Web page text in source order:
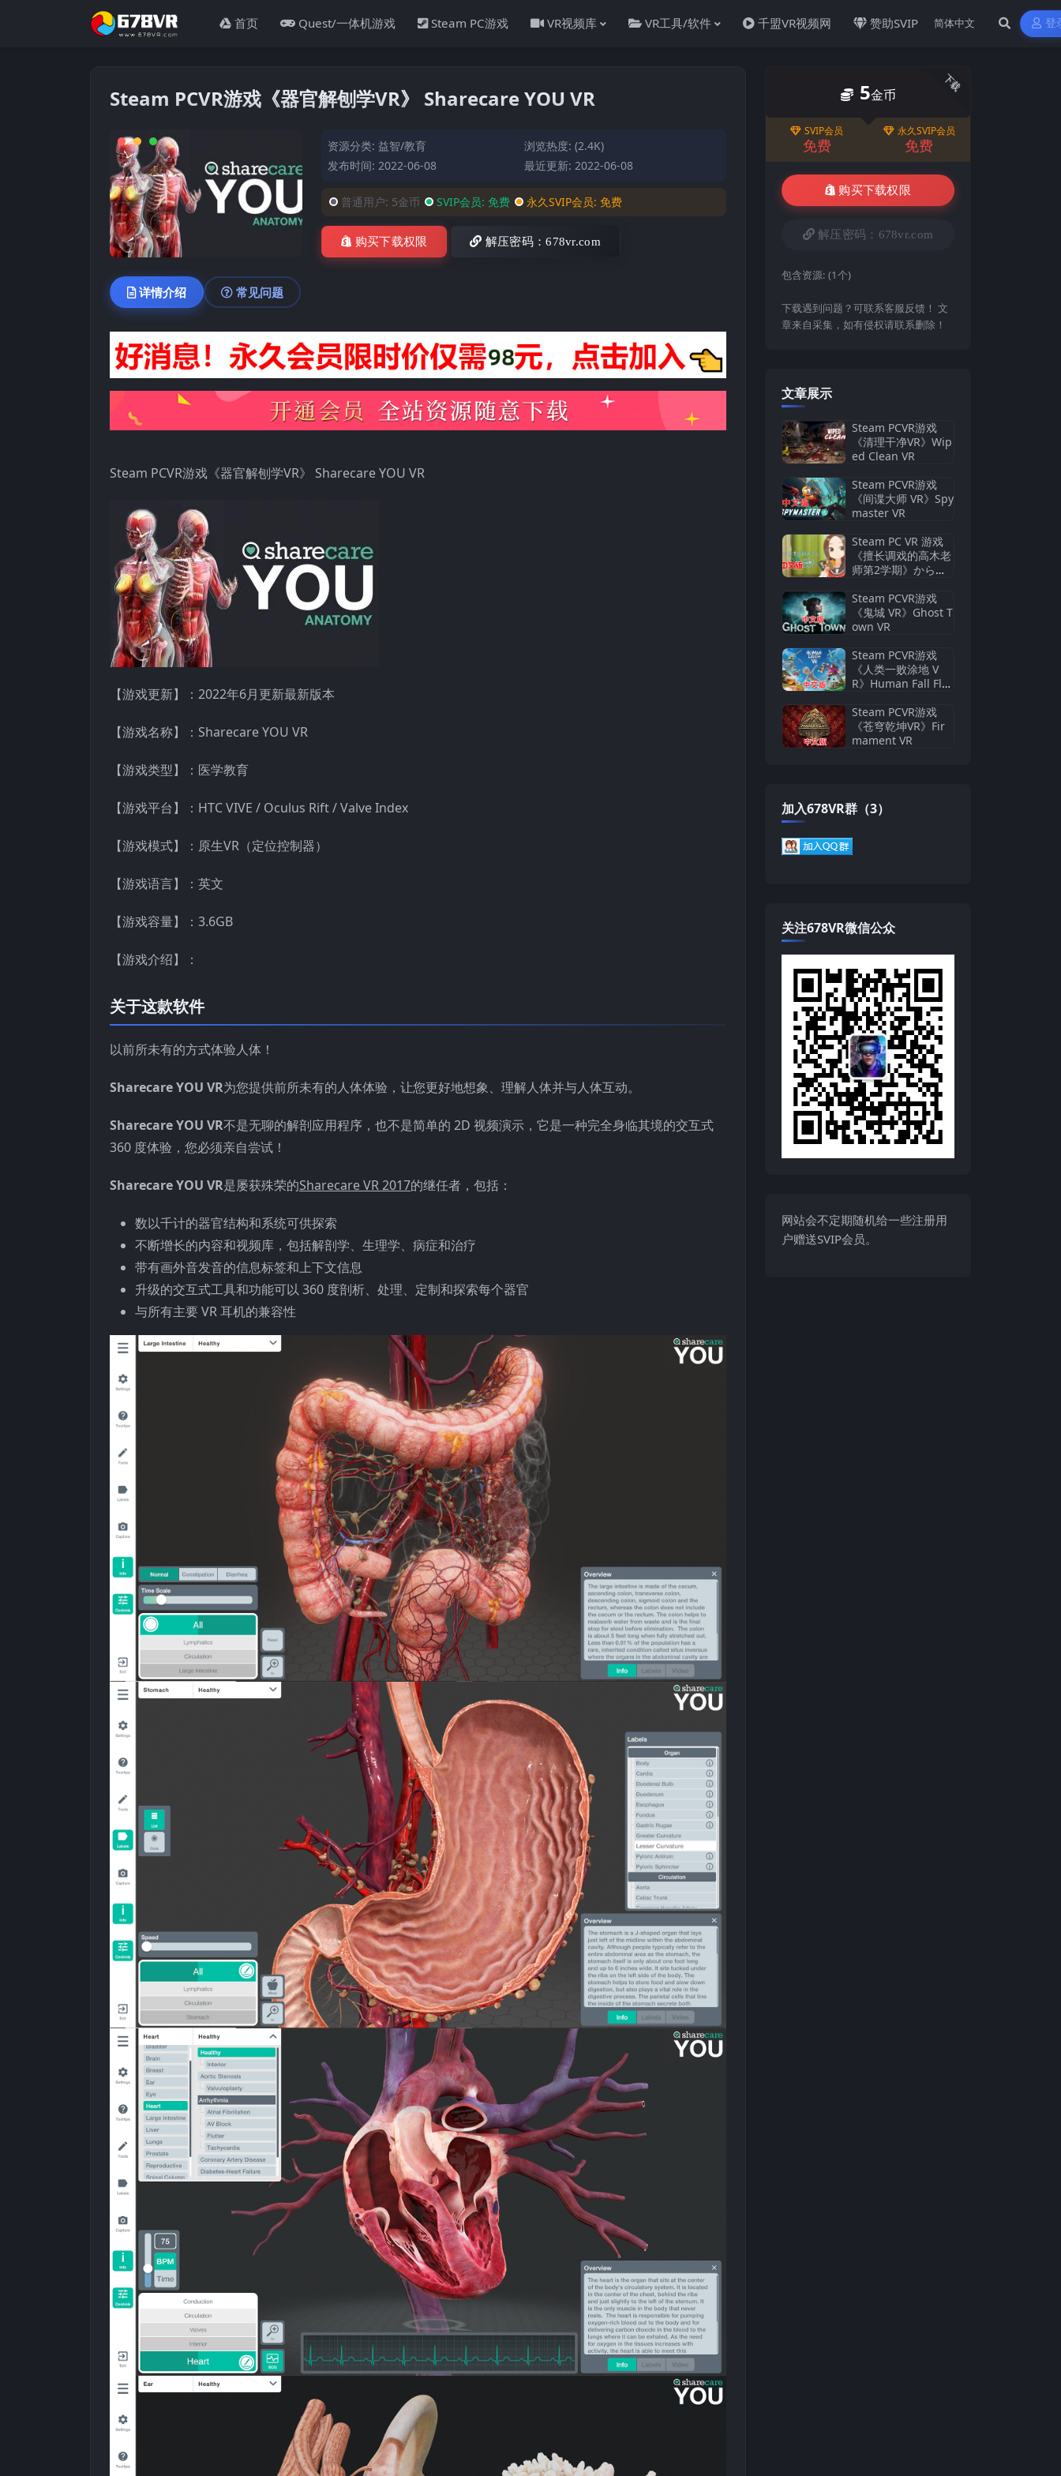
首页 Quest/一体机游戏 Steam PC游戏 VR视频库 VR工具/软件 千盟VR视频网 赞助SVIP 登
Steam PCVR游戏《器官解刨学VR》 Sharecare YOU VR
资源分类:益智/教育
浏览热度: (2.4K)
发布时间: 2022-06-08
最近更新: 2022-06-08
普通用户: 5金币 SVIP会员: 免费 永久SVIP会员:免费
购买下载权限 解压密码：678vr.com
详情介绍 常见问题
Steam PCVR游戏《器官解刨学VR》 Sharecare YOU VR
【游戏更新】：2022年6月更新最新版本
【游戏名称】：Sharecare YOU VR
【游戏类型】：医学教育
【游戏平台】：HTC VIVE / Oculus Rift / Valve Index
【游戏模式】：原生VR（定位控制器）
【游戏语言】：英文
【游戏容量】：3.6GB
【游戏介绍】：
关于这款软件
以前所未有的方式体验人体！
Sharecare YOU VR为您提供前所未有的人体体验，让您更好地想象、理解人体并与人体互动。
Sharecare YOU VR不是无聊的解剖应用程序，也不是简单的 2D 视频演示，它是一种完全身临其境的交互式
360 度体验，您必须亲自尝试！
Sharecare YOU VR是屡获殊荣的Sharecare VR 2017的继任者，包括：
数以千计的器官结构和系统可供探索
不断增长的内容和视频库，包括解剖学、生理学、病症和治疗
带有画外音发音的信息标签和上下文信息
升级的交互式工具和功能可以 360 度剖析、处理、定制和探索每个器官
与所有主要 VR 耳机的兼容性
下载
5金币
SVIP会员
免费
永久SVIP会员
免费
购买下载权限
解压密码：678vr.com
包含资源: (1个)
下载遇到问题？可联系客服反馈！ 文
章来自采集，如有侵权请联系删除！
文章展示
Steam PCVR游戏
《清理干净VR》Wip
ed Clean VR
Steam PCVR游戏
《间谍大师 VR》Spy
master VR
Steam PC VR 游戏
《擅长调戏的高木老
师第2学期》からか
2学期
Steam PCVR游戏
《鬼城 VR》Ghost T
own VR
Steam PCVR游戏
《人类一败涂地 V
R》Human Fall Flat
Steam PCVR游戏
《苍穹乾坤VR》Fir
mament VR
加入678VR群（3）
关注678VR微信公众
网站会不定期随机给一些注册用
户赠送SVIP会员。